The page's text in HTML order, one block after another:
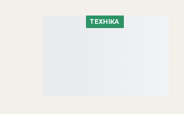
ТЕХНІКА